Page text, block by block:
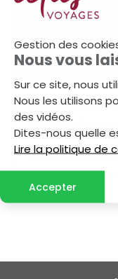
Gestion des
Nous vous
Sur ce site, nous
Nous les utilisons
des vidéos.
Dites-nous quelle
Lire la politique de
Accepter
Bosnie
Medjugorje -
6 jours / 5 nuits